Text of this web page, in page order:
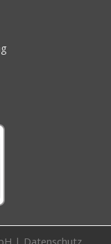
| Datenschutz